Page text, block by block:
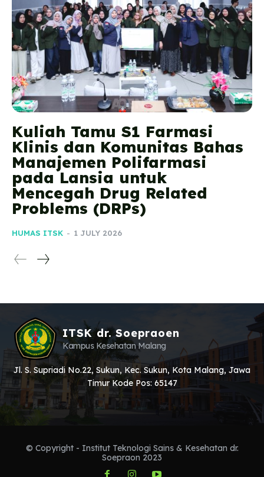
Kuliah Tamu S1 Farmasi
Klinis dan Komunitas Bahas
Manajemen Polifarmasi
pada Lansia untuk
Mencegah Drug Related
Problems (DRPs)
HUMAS ITSK - 1 JULY 2026
ITSK dr. Soepraoen
Kampus Kesehatan Malang
Jl. S. Supriadi No.22, Sukun, Kec. Sukun, Kota Malang, Jawa
Timur Kode Pos: 65147
© Copyright - Institut Teknologi Sains & Kesehatan dr.
Soepraon 2023